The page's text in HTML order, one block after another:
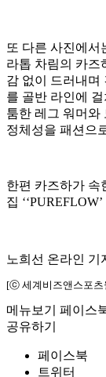
또 다른 사진에서
라톱 차림의 카즈
감 없이 드러내며
를 골반 라인에
툼한 레그 워머와
정체성을 패션으
한편 카즈하가 속
집
노희선 온라인 기
[ⓒ 세계비즈앤스포츠
메뉴보기 페이스
공유하기
페이스북
트위터